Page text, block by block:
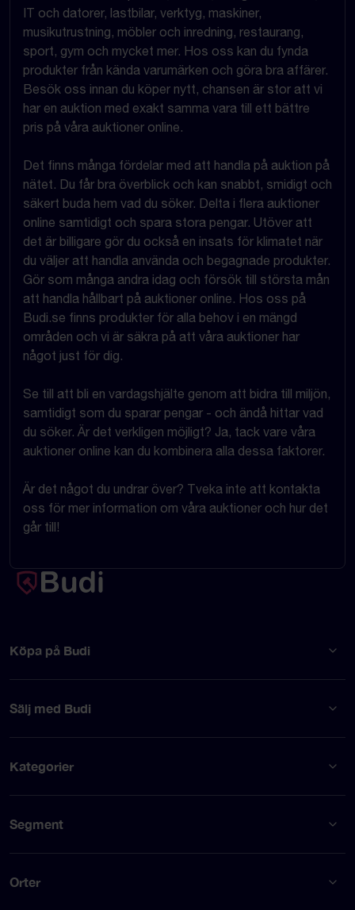
IT och datorer, lastbilar, verktyg, maskiner,
musikutrustning, möbler och inredning, restaurang,
sport, gym och mycket mer. Hos oss kan du fynda
produkter från kända varumärken och göra bra affärer.
Besök oss innan du köper nytt, chansen är stor att vi
har en auktion med exakt samma vara till ett bättre
pris på våra auktioner online.
Det finns många fördelar med att handla på auktion på
nätet. Du får bra överblick och kan snabbt, smidigt och
säkert buda hem vad du söker. Delta i flera auktioner
online samtidigt och spara stora pengar. Utöver att
det är billigare gör du också en insats för klimatet när
du väljer att handla använda och begagnade produkter.
Gör som många andra idag och försök till största mån
att handla hållbart på auktioner online. Hos oss på
Budi.se finns produkter för alla behov i en mängd
områden och vi är säkra på att våra auktioner har
något just för dig.
Se till att bli en vardagshjälte genom att bidra till miljön,
samtidigt som du sparar pengar - och ändå hittar vad
du söker. Är det verkligen möjligt? Ja, tack vare våra
auktioner online kan du kombinera alla dessa faktorer.
Är det något du undrar över? Tveka inte att kontakta
oss för mer information om våra auktioner och hur det
går till!
Köpa på Budi
Sälj med Budi
Kategorier
Segment
Orter